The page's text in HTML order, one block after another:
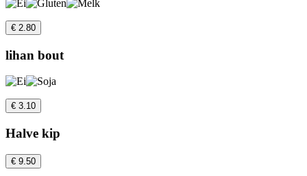
€ 2.80
lihan bout
€ 3.10
Halve kip
€ 9.50